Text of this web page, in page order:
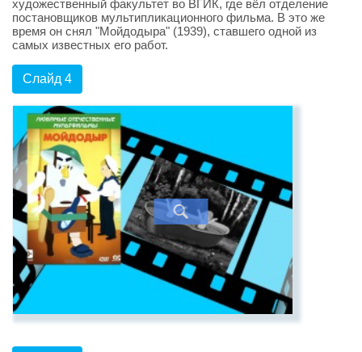
художественный факультет во ВГИК, где вёл отделение
постановщиков мультипликационного фильма. В это же
время он снял "Мойдодыра" (1939), ставшего одной из
самых известных его работ.
Слайд 4